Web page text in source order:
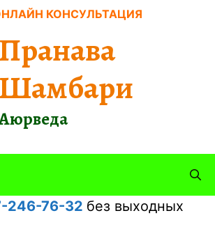
КОНСУЛЬТАЦИЯ
Пранава
Шамбари
246-76-32 без выходных